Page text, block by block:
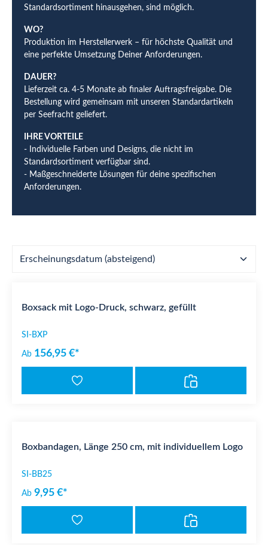
Standardsortiment hinausgehen, sind möglich.
WO?
Produktion im Herstellerwerk – für höchste Qualität und
eine perfekte Umsetzung Deiner Anforderungen.
DAUER?
Lieferzeit ca. 4-5 Monate ab finaler Auftragsfreigabe. Die
Bestellung wird gemeinsam mit unseren Standardartikeln
per Seefracht geliefert.
IHRE VORTEILE
- Individuelle Farben und Designs, die nicht im
Standardsortiment verfügbar sind.
- Maßgeschneiderte Lösungen für deine spezifischen
Anforderungen.
Boxsack mit Logo-Druck, schwarz, gefüllt
SI-BXP
Ab 156,95 €*
Boxbandagen, Länge 250 cm, mit individuellem Logo
SI-BB25
Ab 9,95 €*